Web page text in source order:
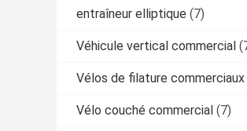
entraîneur elliptique (7)
Véhicule vertical commercial
Vélos de filature commerciaux
Vélo couché commercial (7)